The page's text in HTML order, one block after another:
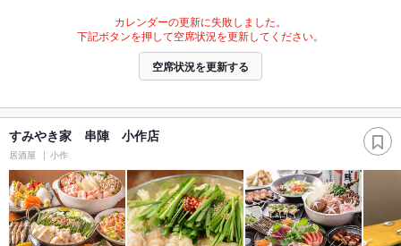
カレンダーの更新に失敗しました。
下記ボタンを押して空席状況を更新してください。
空席状況を更新する
すみやき家 串陣 小作店
居酒屋 小作